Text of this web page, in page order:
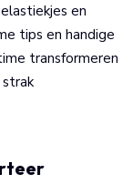
en
tips en handige
transformeren